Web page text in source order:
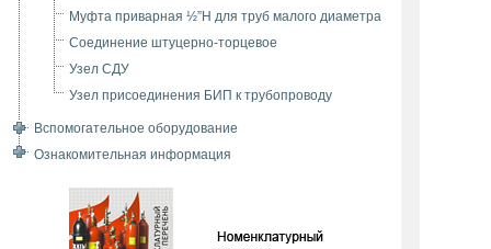
Муфта приварная ½”Н для труб малого диаметра
Соединение штуцерно-торцевое
Узел СДУ
Узел присоединения БИП к трубопроводу
Вспомогательное оборудование
Ознакомительная информация